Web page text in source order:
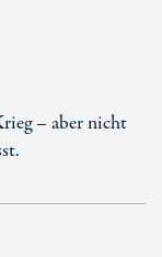
– aber nicht